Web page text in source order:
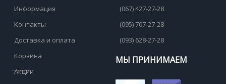
Информация
Контакты
Доставка и оплата
Корзина
Акции
(067) 427-27-28
(095) 707-27-28
(093) 628-27-28
МЫ ПРИНИМАЕМ